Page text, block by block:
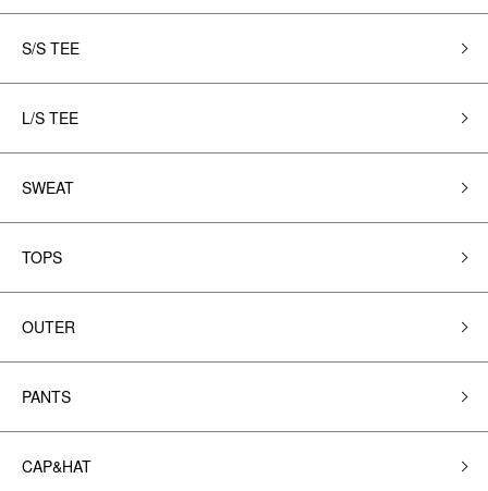
S/S TEE
L/S TEE
SWEAT
TOPS
OUTER
PANTS
CAP&HAT